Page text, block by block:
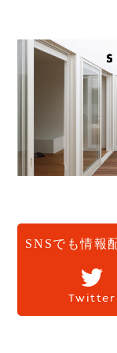
SNSでも情報
Twitter